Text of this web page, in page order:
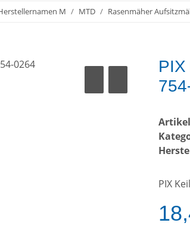
M MTD Rasenmäher
PIX